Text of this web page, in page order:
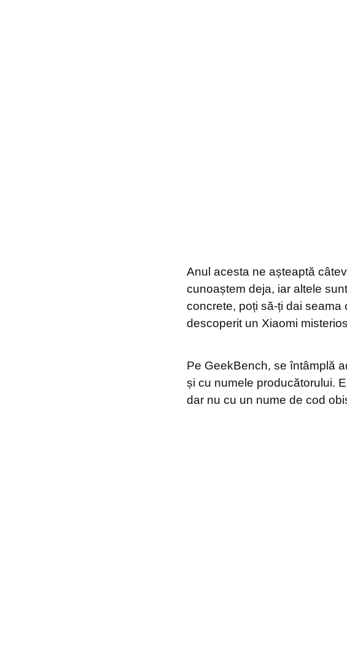
Anul acesta ne așteaptă
cunoaștem deja, iar altele
concrete, poți să-ți dai
descoperit un Xiaomi
Pe GeekBench, se întâmplă
și cu numele producătorului.
dar nu cu un nume de cod